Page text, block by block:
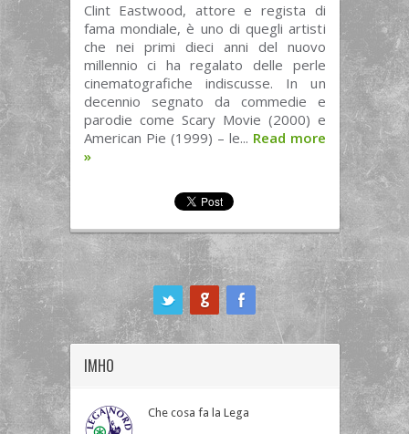
Clint Eastwood, attore e regista di
fama mondiale, è uno di quegli artisti
che nei primi dieci anni del nuovo
millennio ci ha regalato delle perle
cinematografiche indiscusse. In un
decennio segnato da commedie e
parodie come Scary Movie (2000) e
American Pie (1999) – le... Read more
»
IMHO
Che cosa fa la Lega